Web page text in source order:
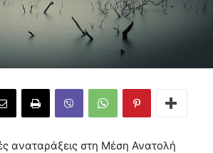
αναταράξεις στη Μέση Ανατολή